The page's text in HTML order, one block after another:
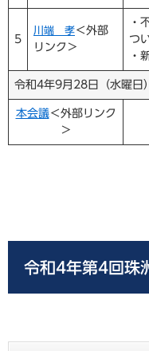
5
川端 孝＜外部
リンク＞
・
つ
・
令和4年9月28日（水曜日
本会議＜外部リンク
＞
令和4年第4回珠